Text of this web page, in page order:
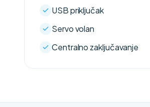
USB priključak
Servo volan
Centralno zaključavanje